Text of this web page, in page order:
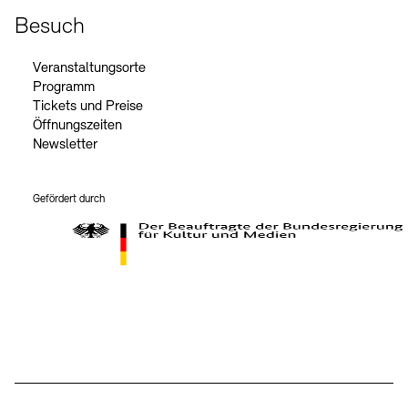
Besuch
Veranstaltungsorte
Programm
Tickets und Preise
Öffnungszeiten
Newsletter
Gefördert durch